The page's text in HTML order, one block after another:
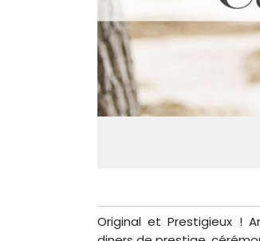
Original et Prestigieux !